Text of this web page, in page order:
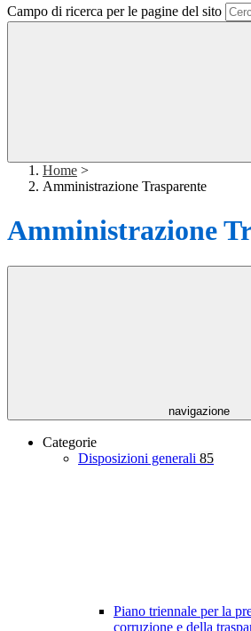
Campo di ricerca per le pagine del sito
Home >
Amministrazione Trasparente
Amministrazione
navigazione
Categorie
Disposizioni generali 85
Piano triennale per la
corruzione e della